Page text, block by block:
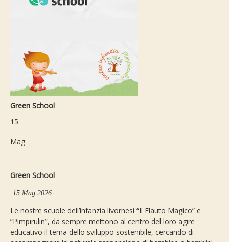
Green School
15
Mag
Green School
15 Mag 2026
Le nostre scuole dell’infanzia livornesi “Il Flauto Magico” e
“Pimpirulin”, da sempre mettono al centro del loro agire
educativo il tema dello sviluppo sostenibile, cercando di